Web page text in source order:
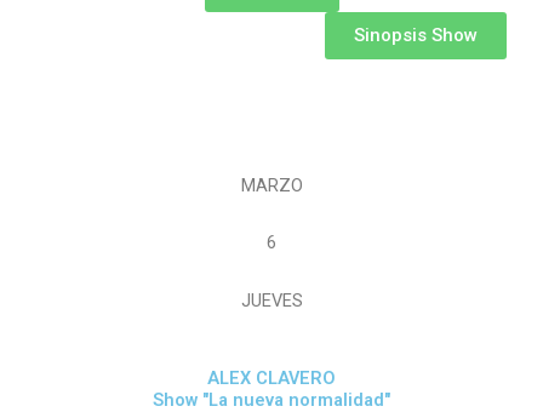
Sinopsis Show
MARZO
6
JUEVES
ALEX CLAVERO
Show "La nueva normalidad"